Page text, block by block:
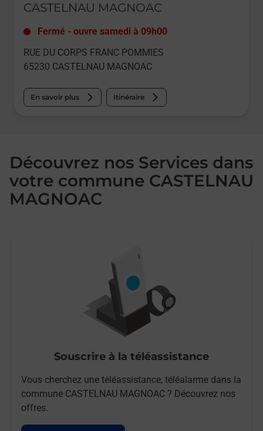
CASTELNAU MAGNOAC
Fermé - ouvre samedi à 09h00
RUE DU CORPS FRANC POMMIES
65230 CASTELNAU MAGNOAC
En savoir plus Itinéraire
Découvrez nos Services dans
votre commune CASTELNAU
MAGNOAC
Souscrire à la téléassistance
Vous cherchez une téléassistance, téléalarme dans la
commune CASTELNAU MAGNOAC ? Découvrez nos
offres.